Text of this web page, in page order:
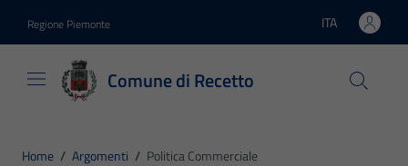
Regione Piemonte Lingua attiva:
ITA
Comune di Recetto
Home / Argomenti / Politica Commerciale